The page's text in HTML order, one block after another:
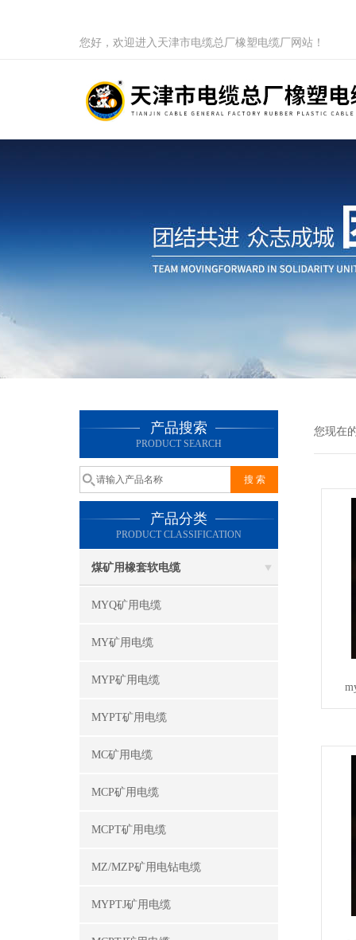
您好，欢迎进入天津市电缆总厂橡塑电缆厂网站！
产品搜索
PRODUCT SEARCH
产品分类
PRODUCT CLASSIFICATION
煤矿用橡套软电缆
MYQ矿用电缆
MY矿用电缆
MYP矿用电缆
MYPT矿用电缆
MC矿用电缆
MCP矿用电缆
MCPT矿用电缆
MZ/MZP矿用电钻电缆
MYPTJ矿用电缆
您现在